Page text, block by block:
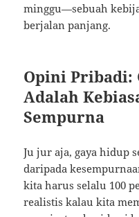
minggu—sebuah
berjalan panjang.
Opini Pribadi:
Adalah
Sempurna
Ju jur aja, gaya hidup
daripada
kita harus selalu 100
realistis kalau kita